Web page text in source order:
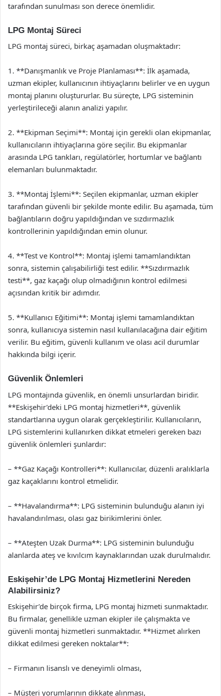
tarafından sunulması son derece önemlidir.
LPG Montaj Süreci
LPG montaj süreci, birkaç aşamadan oluşmaktadır:
1. **Danışmanlık ve Proje Planlaması**: İlk aşamada,
uzman ekipler, kullanıcının ihtiyaçlarını belirler ve en uygun
montaj planını oluştururlar. Bu süreçte, LPG sisteminin
yerleştirileceği alanın analizi yapılır.
2. **Ekipman Seçimi**: Montaj için gerekli olan ekipmanlar,
kullanıcıların ihtiyaçlarına göre seçilir. Bu ekipmanlar
arasında LPG tankları, regülatörler, hortumlar ve bağlantı
elemanları bulunmaktadır.
3. **Montaj İşlemi**: Seçilen ekipmanlar, uzman ekipler
tarafından güvenli bir şekilde monte edilir. Bu aşamada, tüm
bağlantıların doğru yapıldığından ve sızdırmazlık
kontrollerinin yapıldığından emin olunur.
4. **Test ve Kontrol**: Montaj işlemi tamamlandıktan
sonra, sistemin çalışabilirliği test edilir. **Sızdırmazlık
testi**, gaz kaçağı olup olmadığının kontrol edilmesi
açısından kritik bir adımdır.
5. **Kullanıcı Eğitimi**: Montaj işlemi tamamlandıktan
sonra, kullanıcıya sistemin nasıl kullanılacağına dair eğitim
verilir. Bu eğitim, güvenli kullanım ve olası acil durumlar
hakkında bilgi içerir.
Güvenlik Önlemleri
LPG montajında güvenlik, en önemli unsurlardan biridir.
**Eskişehir’deki LPG montaj hizmetleri**, güvenlik
standartlarına uygun olarak gerçekleştirilir. Kullanıcıların,
LPG sistemlerini kullanırken dikkat etmeleri gereken bazı
güvenlik önlemleri şunlardır:
– **Gaz Kaçağı Kontrolleri**: Kullanıcılar, düzenli aralıklarla
gaz kaçaklarını kontrol etmelidir.
– **Havalandırma**: LPG sisteminin bulunduğu alanın iyi
havalandırılması, olası gaz birikimlerini önler.
– **Ateşten Uzak Durma**: LPG sisteminin bulunduğu
alanlarda ateş ve kıvılcım kaynaklarından uzak durulmalıdır.
Eskişehir’de LPG Montaj Hizmetlerini Nereden
Alabilirsiniz?
Eskişehir’de birçok firma, LPG montaj hizmeti sunmaktadır.
Bu firmalar, genellikle uzman ekipler ile çalışmakta ve
güvenli montaj hizmetleri sunmaktadır. **Hizmet alırken
dikkat edilmesi gereken noktalar**:
– Firmanın lisanslı ve deneyimli olması,
– Müşteri yorumlarının dikkate alınması,